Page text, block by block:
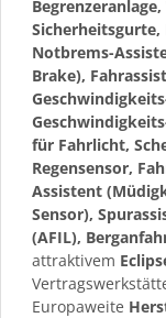
Notbrems-
Brake),
für Fahrlicht,
Regensensor,
Assistent
Sensor),
(AFIL),
attraktivem
Europaweite